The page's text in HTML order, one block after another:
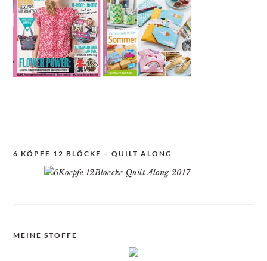
6 KÖPFE 12 BLÖCKE – QUILT ALONG
MEINE STOFFE